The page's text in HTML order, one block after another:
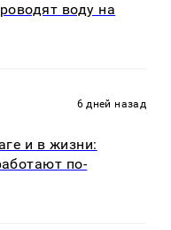
воду на
6 дней назад
и в жизни:
по-